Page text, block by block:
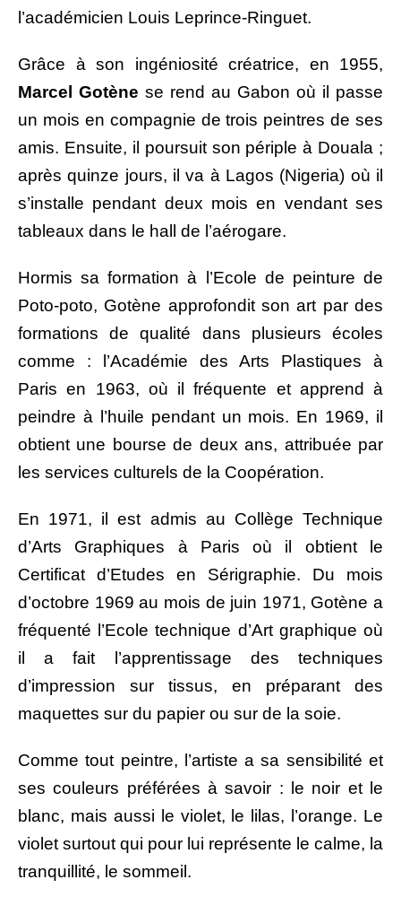
l’académicien Louis Leprince-Ringuet.
Grâce à son ingéniosité créatrice, en 1955,
Marcel Gotène se rend au Gabon où il passe
un mois en compagnie de trois peintres de ses
amis. Ensuite, il poursuit son périple à Douala ;
après quinze jours, il va à Lagos (Nigeria) où il
s’installe pendant deux mois en vendant ses
tableaux dans le hall de l’aérogare.
Hormis sa formation à l’Ecole de peinture de
Poto-poto, Gotène approfondit son art par des
formations de qualité dans plusieurs écoles
comme : l’Académie des Arts Plastiques à
Paris en 1963, où il fréquente et apprend à
peindre à l’huile pendant un mois. En 1969, il
obtient une bourse de deux ans, attribuée par
les services culturels de la Coopération.
En 1971, il est admis au Collège Technique
d’Arts Graphiques à Paris où il obtient le
Certificat d’Etudes en Sérigraphie. Du mois
d’octobre 1969 au mois de juin 1971, Gotène a
fréquenté l’Ecole technique d’Art graphique où
il a fait l’apprentissage des techniques
d’impression sur tissus, en préparant des
maquettes sur du papier ou sur de la soie.
Comme tout peintre, l’artiste a sa sensibilité et
ses couleurs préférées à savoir : le noir et le
blanc, mais aussi le violet, le lilas, l’orange. Le
violet surtout qui pour lui représente le calme, la
tranquillité, le sommeil.